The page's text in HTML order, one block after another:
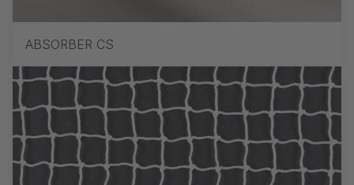
ABSORBER CS